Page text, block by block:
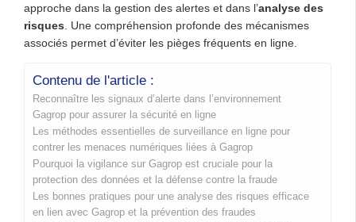
approche dans la gestion des alertes et dans l’analyse des
risques . Une compréhension profonde des mécanismes
associés permet d’éviter les pièges fréquents en ligne.
Contenu de l'article :
Reconnaître les signaux d’alerte dans l’environnement
Gagrop pour assurer la sécurité en ligne
Les méthodes essentielles de surveillance en ligne pour
contrer les menaces numériques liées à Gagrop
Pourquoi la vigilance sur Gagrop est cruciale pour la
protection des données et la défense contre la fraude
Les bonnes pratiques pour une analyse des risques efficace
en lien avec Gagrop et la prévention des fraudes